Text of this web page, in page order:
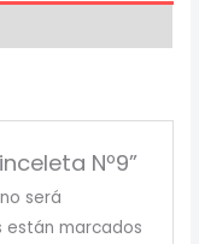
Nº9”
será
están marcados